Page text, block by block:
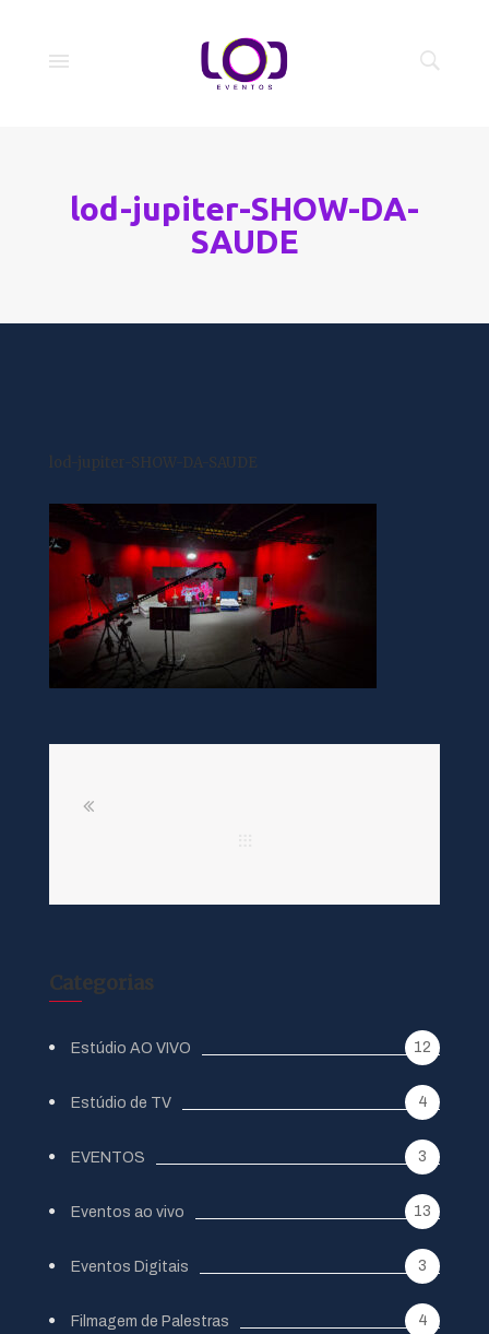
lod-jupiter-SHOW-DA-
SAUDE
lod-jupiter-SHOW-DA-SAUDE
Categorias
Estúdio AO VIVO 12
Estúdio de TV 4
EVENTOS 3
Eventos ao vivo 13
Eventos Digitais 3
Filmagem de Palestras 4